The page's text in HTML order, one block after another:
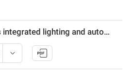
VisionSensor offers integrated lighting and autofocus